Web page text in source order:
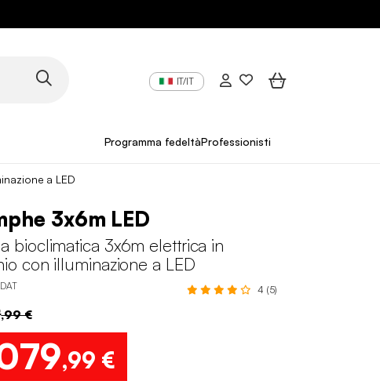
IT/IT
Programma fedeltàProfessionisti
a LED
3x6m LED
bioclimatica 3x6m elettrica in
con illuminazione a LED
4 (5)
,99 €
,99 €